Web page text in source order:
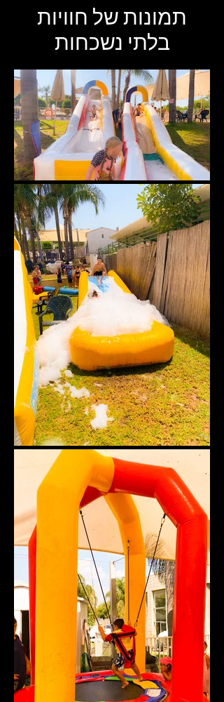
תמונות של חוויות
בלתי נשכחות